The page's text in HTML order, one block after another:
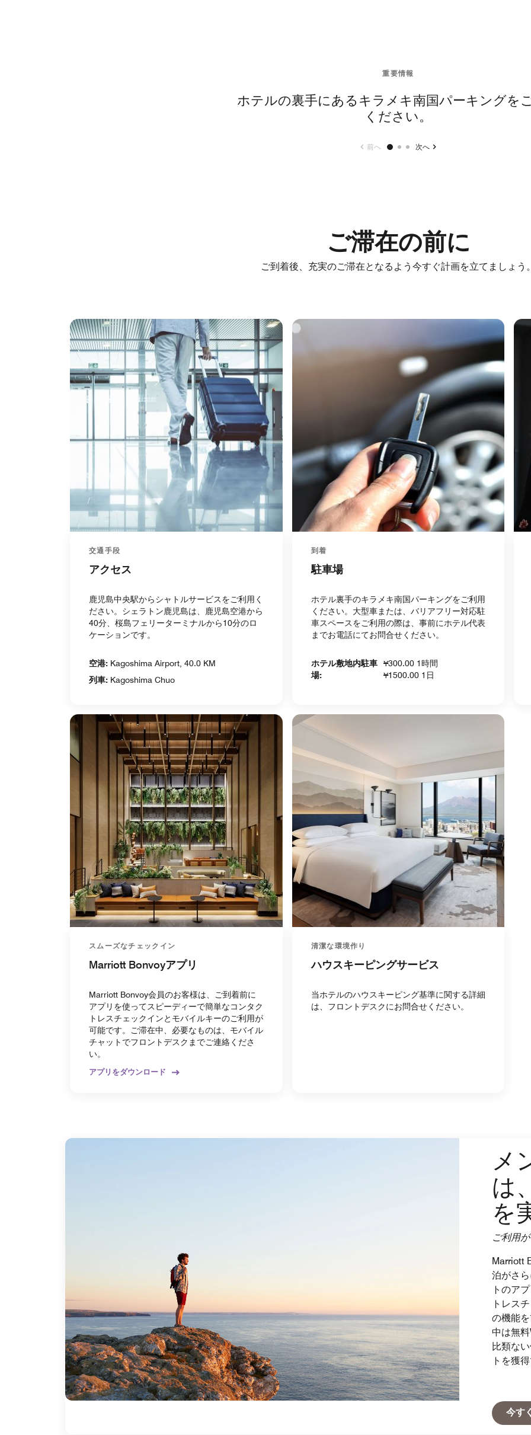
重要情報
ホテルの裏手にあるキラメキ南国パーキングを
ください。
前へ 次へ
ご滞在の前に
ご到着後、充実のご滞在となるよう今すぐ計画を立てましょう
交通手段
アクセス
鹿児島中央駅からシャトルサービスをご利用く
ださい。シェラトン鹿児島は、鹿児島空港から
40分、桜島フェリーターミナルから10分のロ
ケーションです。
空港: Kagoshima Airport, 40.0 KM
列車: Kagoshima Chuo
到着
駐車場
ホテル裏手のキラメキ南国パーキングをご利用
ください。大型車または、バリアフリー対応駐
車スペースをご利用の際は、事前にホテル代表
までお電話にてお問合せください。
ホテル敷地内駐車
場:
¥300.00 1時間
¥1500.00 1日
スムーズなチェックイン
Marriott Bonvoyアプリ
Marriott Bonvoy会員のお客様は、ご到着前に
アプリを使ってスピーディーで簡単なコンタク
トレスチェックインとモバイルキーのご利用が
可能です。ご滞在中、必要なものは、モバイル
チャットでフロントデスクまでご連絡くださ
い。
アプリをダウンロード
清潔な環境作り
ハウスキーピングサービス
当ホテルのハウスキーピング基準に関する詳細
は、フロントデスクにお問合せください。
メ
は
を
ご利用
Marriott
泊がさ
トのア
トレス
の機能
中は無
比類な
トを獲
今す